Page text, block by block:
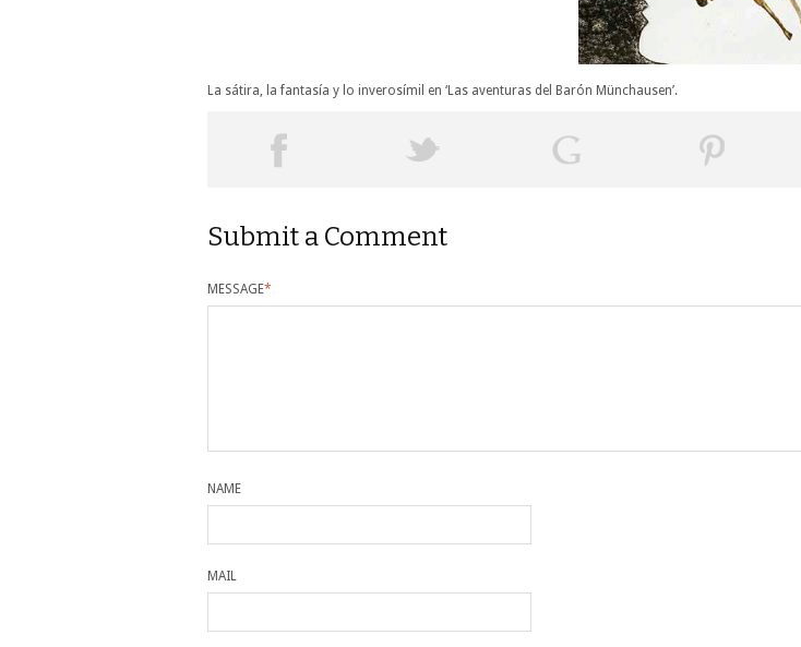
La sátira, la fantasía y lo inverosímil en ‘Las aventuras del Barón Münchausen’.
Submit a Comment
MESSAGE*
NAME
MAIL